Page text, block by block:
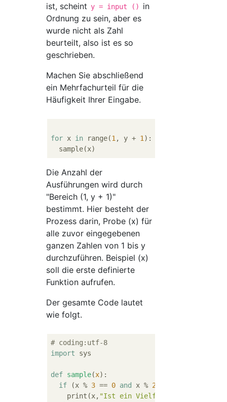
ist, scheint y = input ()
in
Ordnung zu sein, aber es
wurde nicht als Zahl
beurteilt, also ist es so
geschrieben.
Machen Sie abschließend
ein Mehrfachurteil für die
Häufigkeit Ihrer Eingabe.
for x in range(1 , y + 1 ):
Die Anzahl der
Ausführungen wird durch
"Bereich (1, y + 1)"
bestimmt. Hier besteht der
Prozess darin, Probe (x) für
alle zuvor eingegebenen
ganzen Zahlen von 1 bis y
durchzuführen. Beispiel (x)
soll die erste definierte
Funktion aufrufen.
Der gesamte Code lautet
wie folgt.
# coding:utf-8
import sys
def sample(x):
if (x % 3 == 0 and x % 2
    print(x,
"Ist ein Vielfaches von 6"